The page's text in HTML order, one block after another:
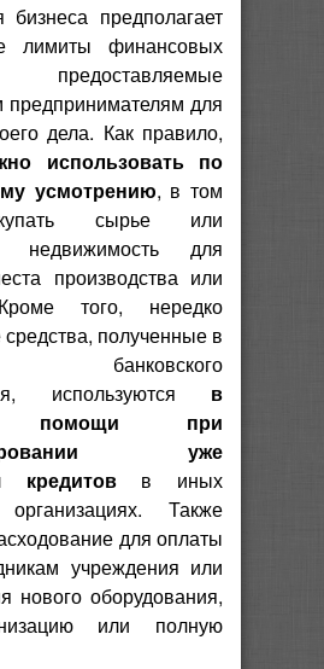
бизнеса предполагает
лимиты финансовых
для
дела. Как правило,
использовать по
усмотрению, в том
сырье или
недвижимость для
производства или
того, нередко
полученные в
банковского
используются в
помощи при
уже
кредитовв иных
организациях. Также
для оплаты
учреждения или
нового оборудования,
или полную